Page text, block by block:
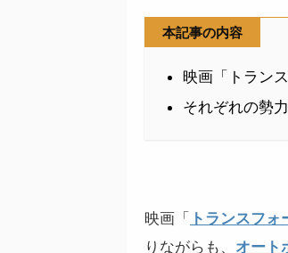
本記事の内容
映画「トラン
それぞれの勢
映画「 トランスフォ
りながらも、 オート